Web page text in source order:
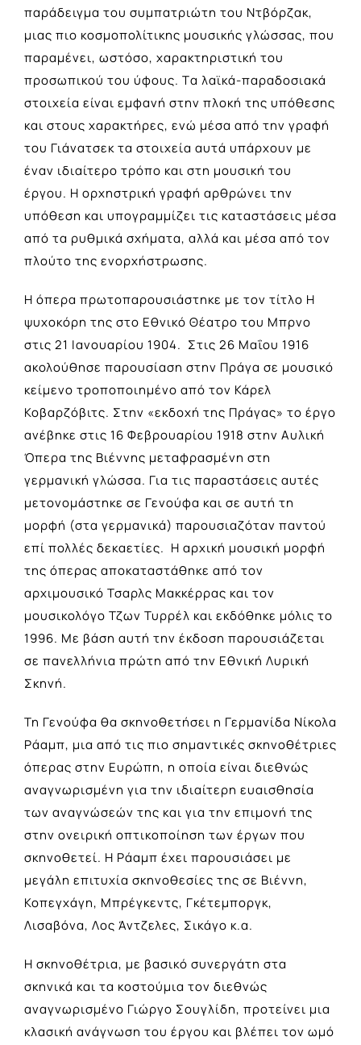
παράδειγμα του συμπατριώτη του Ντβόρζακ,
μιας πιο κοσμοπολίτικης μουσικής γλώσσας, που
παραμένει, ωστόσο, χαρακτηριστική του
προσωπικού του ύφους. Tα λαϊκά-παραδοσιακά
στοιχεία είναι εμφανή στην πλοκή της υπόθεσης
και στους χαρακτήρες, ενώ μέσα από την γραφή
του Γιάνατσεκ τα στοιχεία αυτά υπάρχουν με
έναν ιδιαίτερο τρόπο και στη μουσική του
έργου. Η ορχηστρική γραφή αρθρώνει την
υπόθεση και υπογραμμίζει τις καταστάσεις μέσα
από τα ρυθμικά σχήματα, αλλά και μέσα από τον
πλούτο της ενορχήστρωσης.
Η όπερα πρωτοπαρουσιάστηκε με τον τίτλο Η
ψυχοκόρη της στο Εθνικό Θέατρο του Μπρνο
στις 21 Ιανουαρίου 1904. Στις 26 Μαΐου 1916
ακολούθησε παρουσίαση στην Πράγα σε μουσικό
κείμενο τροποποιημένο από τον Κάρελ
Κοβαρζόβιτς. Στην «εκδοχή της Πράγας» το έργο
ανέβηκε στις 16 Φεβρουαρίου 1918 στην Αυλική
Όπερα της Βιέννης μεταφρασμένη στη
γερμανική γλώσσα. Για τις παραστάσεις αυτές
μετονομάστηκε σε Γενούφα και σε αυτή τη
μορφή (στα γερμανικά) παρουσιαζόταν παντού
επί πολλές δεκαετίες. Η αρχική μουσική μορφή
της όπερας αποκαταστάθηκε από τον
αρχιμουσικό Τσαρλς Μακκέρρας και τον
μουσικολόγο Τζων Τυρρέλ και εκδόθηκε μόλις το
1996. Με βάση αυτή την έκδοση παρουσιάζεται
σε πανελλήνια πρώτη από την Εθνική Λυρική
Σκηνή.
Τη Γενούφα θα σκηνοθετήσει η Γερμανίδα Νίκολα
Ράαμπ, μια από τις πιο σημαντικές σκηνοθέτριες
όπερας στην Ευρώπη, η οποία είναι διεθνώς
αναγνωρισμένη για την ιδιαίτερη ευαισθησία
των αναγνώσεών της και για την επιμονή της
στην ονειρική οπτικοποίηση των έργων που
σκηνοθετεί. H Ράαμπ έχει παρουσιάσει με
μεγάλη επιτυχία σκηνοθεσίες της σε Βιέννη,
Κοπεγχάγη, Μπρέγκεντς, Γκέτεμποργκ,
Λισαβόνα, Λος Άντζελες, Σικάγο κ.α.
Η σκηνοθέτρια, με βασικό συνεργάτη στα
σκηνικά και τα κοστούμια τον διεθνώς
αναγνωρισμένο Γιώργο Σουγλίδη, προτείνει μια
κλασική ανάγνωση του έργου και βλέπει τον ωμό